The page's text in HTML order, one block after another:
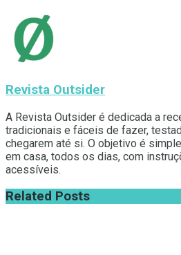
Revista Outsider
A Revista Outsider é dedicada a
tradicionais e fáceis de fazer,
chegarem até si. O objetivo é
em casa, todos os dias, com
acessíveis.
Related Posts